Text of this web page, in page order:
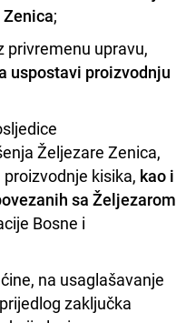
;
privremenu upravu,
uspostavi proizvodnju
Željezare Zenica,
kisika, kao i
sa Željezarom
Bosne i
na usaglašavanje
zaključka